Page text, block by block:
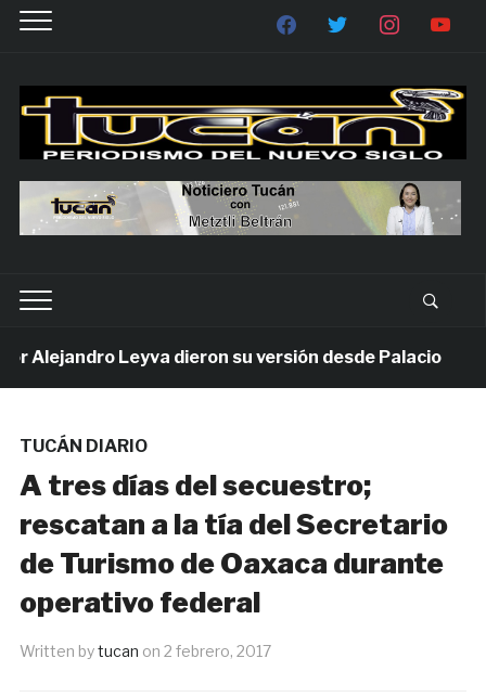
Alejandro Leyva dieron su versión desde Palacio
TUCÁN DIARIO
A tres días del secuestro;
rescatan a la tía del Secretario
de Turismo de Oaxaca durante
operativo federal
Written bytucan on 2 febrero, 2017